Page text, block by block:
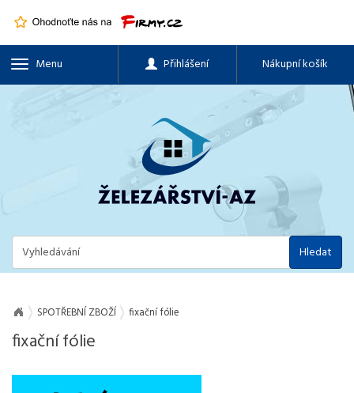
Menu Přihlášení Nákupní košík
Hledat
SPOTŘEBNÍ ZBOŽÍ fixační fólie
fixační fólie